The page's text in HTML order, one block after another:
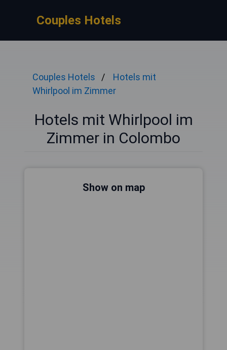
Couples Hotels
Couples Hotels
Hotels mit
Whirlpool im Zimmer
Hotels mit Whirlpool im
Zimmer in Colombo
Show on map